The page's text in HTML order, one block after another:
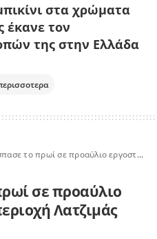
στα χρώματα
έκανε τον
της στην Ελλάδα
σε προαύλιο εργοστασίου στην περιοχή Λατζιμάς Ρεθύμνου
σε προαύλιο
Λατζιμάς